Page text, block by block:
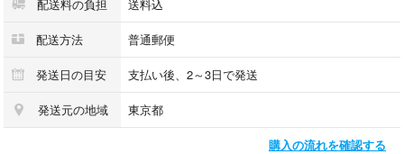
D・・・ジャンク
目立つ傷はありませんが、古いものなので多少の痛みはあります。
配送料の負担 送料込
配送方法 普通郵便
発送日の目安 支払い後、2～3日で発送
発送元の地域 東京都
購入の流れを確認する